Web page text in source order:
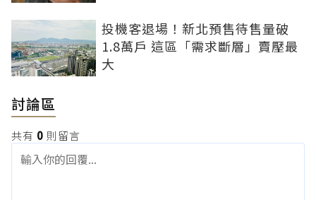
投機客退場！新北預售待售量破
1.8萬戶 這區「需求斷層」賣壓最
大
討論區
共有 0 則留言